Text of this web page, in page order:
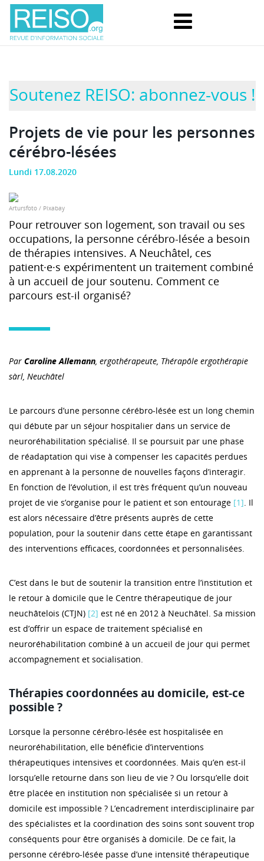
Soutenez REISO: abonnez-vous !
Projets de vie pour les personnes
cérébro-lésées
Lundi 17.08.2020
Artursfoto / Pixabay
Pour retrouver son logement, son travail ou ses
occupations, la personne cérébro-lésée a besoin
de thérapies intensives. A Neuchâtel, ces
patient·e·s expérimentent un traitement combiné
à un accueil de jour soutenu. Comment ce
parcours est-il organisé?
Par Caroline Allemann, ergothérapeute, Thérapôle ergothérapie
sàrl, Neuchâtel
Le parcours d’une personne cérébro-lésée est un long chemin
qui débute par un séjour hospitalier dans un service de
neuroréhabilitation spécialisé. Il se poursuit par une phase
de réadaptation qui vise à compenser les capacités perdues
en apprenant à la personne de nouvelles façons d’interagir.
En fonction de l’évolution, il est très fréquent qu’un nouveau
projet de vie s’organise pour le patient et son entourage [1]. Il
est alors nécessaire d’être présents auprès de cette
population, pour la soutenir dans cette étape en garantissant
des interventions efficaces, coordonnées et personnalisées.
C’est dans le but de soutenir la transition entre l’institution et
le retour à domicile que le Centre thérapeutique de jour
neuchâtelois (CTJN) [2] est né en 2012 à Neuchâtel. Sa mission
est d’offrir un espace de traitement spécialisé en
neuroréhabilitation combiné à un accueil de jour qui permet
accompagnement et socialisation.
Thérapies coordonnées au domicile, est-ce
possible ?
Lorsque la personne cérébro-lésée est hospitalisée en
neuroréhabilitation, elle bénéficie d’interventions
thérapeutiques intensives et coordonnées. Mais qu’en est-il
lorsqu’elle retourne dans son lieu de vie ? Ou lorsqu’elle doit
être placée en institution non spécialisée si un retour à
domicile est impossible ? L’encadrement interdisciplinaire par
des spécialistes et la coordination des soins sont souvent trop
conséquents pour être organisés à domicile. De ce fait, la
personne cérébro-lésée passe d’une intensité thérapeutique